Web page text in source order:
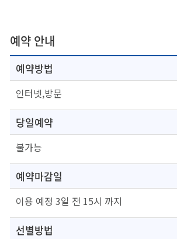
예약 안내
예약방법
인터넷,방문
당일예약
불가능
예약마감일
이용 예정 3일 전 15시 까지
선별방법